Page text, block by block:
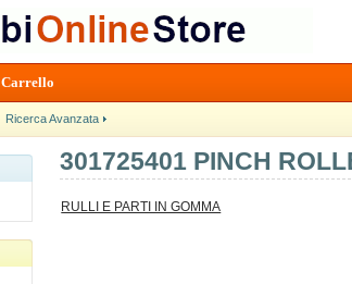
Carrello
Ricerca Avanzata
301725401 PINCH
RULLI E PARTI IN GOMMA